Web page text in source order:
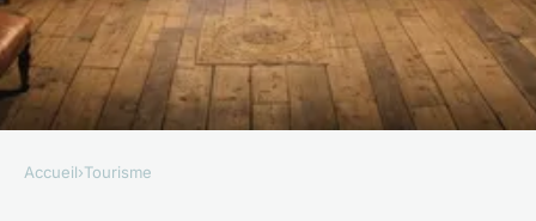
Accueil›Tourisme